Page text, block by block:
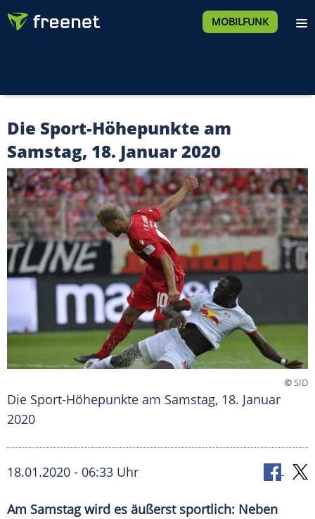
MOBILFUNK
Die Sport-Höhepunkte am
Samstag, 18. Januar 2020
©SID
Die Sport-Höhepunkte am Samstag, 18. Januar
2020
18.01.2020 - 06:33 Uhr
Am Samstag wird es äußerst sportlich: Neben